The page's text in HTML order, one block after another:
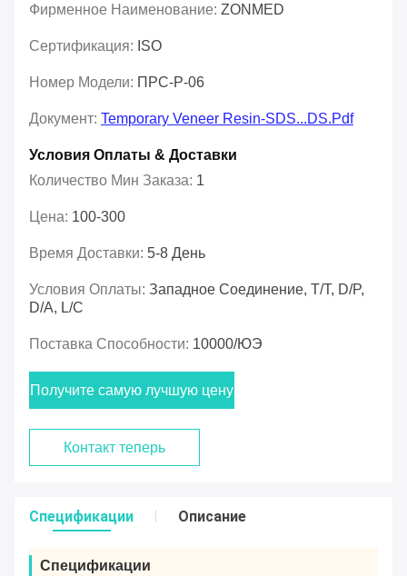
Фирменное Наименование: ZONMED
Сертификация: ISO
Номер Модели: ПРС-Р-06
Документ: Temporary Veneer Resin-SDS...DS.pdf
Условия Оплаты & Доставки
Количество Мин Заказа: 1
Цена: 100-300
Время Доставки: 5-8 День
Условия Оплаты: Западное Соединение, T/T, D/P,
D/A, L/C
Поставка Способности: 10000/ЮЭ
Получите самую лучшую цену
Контакт теперь
Спецификации Описание
Спецификации